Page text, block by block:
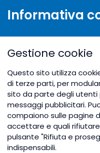
Bio
ricco di principi
Informativa
Gestione cookie
Questo sito utilizza
di terze parti, per
sito da parte degli utenti
messaggi pubblicitari.
compaiono sulle pagine
accettare e quali
pulsante "Rifiuta e
indispensabili.